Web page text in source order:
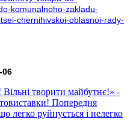
komunalnoho-zakladu-
chernihivskoi-oblasnoi-rady-
06
творити майбутнє!» -
Попередня
легко руйнується і нелегко